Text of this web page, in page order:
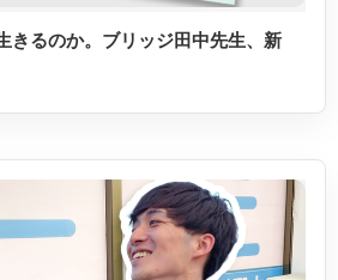
きるのか。ブリッジ田中先生、新